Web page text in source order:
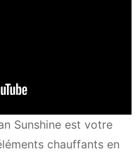
Sunshine est votre
chauffants en